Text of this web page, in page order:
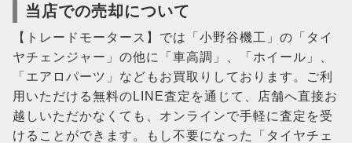
当店での売却について
【トレードモータース】では「小野谷機工」の「タイ
ヤチェンジャー」の他に「車高調」、「ホイール」、
「エアロパーツ」などもお買取りしております。ご利
用いただける無料のLINE査定を通じて、店舗へ直接お
越しいただかなくても、オンラインで手軽に査定を受
けることができます。もし不要になった「タイヤチェ